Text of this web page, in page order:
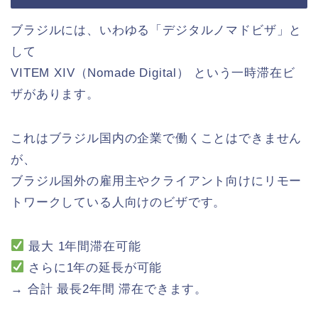
ブラジルには、いわゆる「デジタルノマドビザ」と
して
VITEM XIV（Nomade Digital） という一時滞在ビ
ザがあります。
これはブラジル国内の企業で働くことはできません
が、
ブラジル国外の雇用主やクライアント向けにリモー
トワークしている人向けのビザです。
最大 1年間滞在可能
さらに1年の延長が可能
→ 合計 最長2年間 滞在できます。